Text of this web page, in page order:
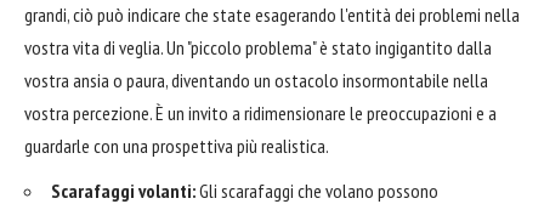
grandi, ciò può indicare che state esagerando l'entità dei problemi nella
vostra vita di veglia. Un "piccolo problema" è stato ingigantito dalla
vostra ansia o paura, diventando un ostacolo insormontabile nella
vostra percezione. È un invito a ridimensionare le preoccupazioni e a
guardarle con una prospettiva più realistica.
Scarafaggi volanti:Gli scarafaggi che volano possono